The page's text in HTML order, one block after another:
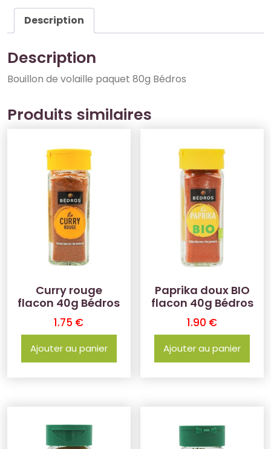
Description
Description
Bouillon de volaille paquet 80g Bédros
Produits similaires
Curry rouge
flacon 40g Bédros
1.75 €
Ajouter au panier
Paprika doux BIO
flacon 40g Bédros
1.90 €
Ajouter au panier